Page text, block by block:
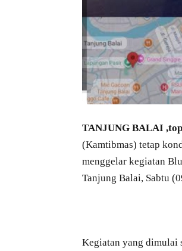
TANJUNG BALAI
(Kamtibmas) tetap
menggelar kegiatan
Tanjung Balai, Sabtu
Kegiatan yang dimulai